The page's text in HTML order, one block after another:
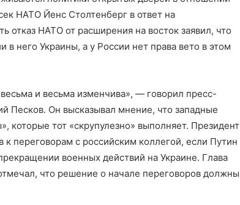
НАТО Йенс Столтенберг в ответ на
отказ НАТО от расширения на восток заявил, что
в него Украины, а у России нет права вето в этом
и весьма изменчива», — говорил пресс-
Песков. Он высказывал мнение, что западные
которые тот «скрупулезно» выполняет. Президент
переговорам с российским коллегой, если Путин
военных действий на Украине. Глава
что решение о начале переговоров должны